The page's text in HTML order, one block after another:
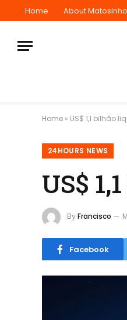
Home About
Home » US$ 1,1 bilhão
24HOURS NEWS
US$
ByFrancisco
Facebook